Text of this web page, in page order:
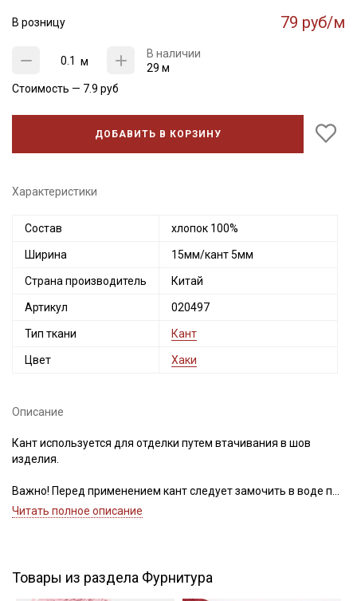
В розницу 79 руб/м
м
В наличии
29 м
Стоимость — 7.9 руб
ДОБАВИТЬ В КОРЗИНУ
Характеристики
Состав хлопок 100%
Ширина 15мм/кант 5мм
Страна производитель Китай
Артикул 020497
Тип ткани Кант
Цвет Хаки
Описание
Кант используется для отделки путем втачивания в шов
изделия.
Важно! Перед применением кант следует замочить в воде при
30С – 40С для исключения дальнейшей усадки.
Читать полное описание
Товары из раздела Фурнитура
Секретная рассылка от Купава
Мы публикуем здесь дополнительные
категории тканей
Электронная почта
Подписаться
данныхи даюСогласие на обработку персональных